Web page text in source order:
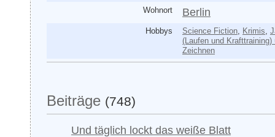
Wohnort Berlin
Hobbys Science Fiction Krimis
(Laufen und
Zeichnen
Beiträge (748)
Und täglich lockt das weiße Blatt